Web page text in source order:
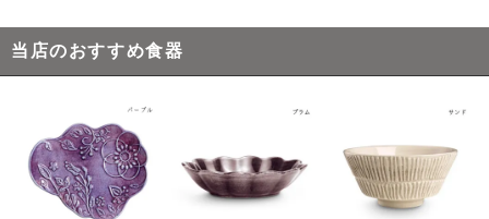
当店のおすすめ食器